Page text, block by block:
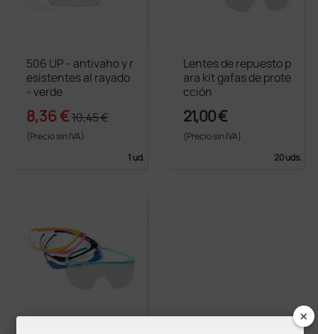
506 UP - antivaho y r
esistentes al rayado
- verde
8,36 €10,45 €
(Precio sin IVA)
1 ud.
Lentes de repuesto p
ara kit gafas de prote
cción
21,00 €
(Precio sin IVA)
20 uds.
×